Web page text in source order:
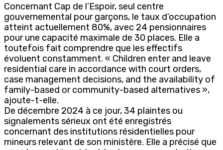
Concernant Cap de l’Espoir, seul centre
gouvernemental pour garçons, le taux d’occupation
atteint actuellement 80%, avec 24 pensionnaires
pour une capacité maximale de 30 places. Elle a
toutefois fait comprendre que les effectifs
évoluent constamment. « Children enter and leave
residential care in accordance with court orders,
case management decisions, and the availability of
family-based or community-based alternatives »,
ajoute-t-elle.
De décembre 2024 à ce jour, 34 plaintes ou
signalements sérieux ont été enregistrés
concernant des institutions résidentielles pour
mineurs relevant de son ministère. Elle a précisé que